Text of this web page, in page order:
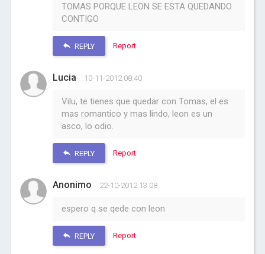
TOMAS PORQUE LEON SE ESTA QUEDANDO
CONTIGO
REPLY Report
Lucia 10-11-2012 08:40
Vilu, te tienes que quedar con Tomas, el es
mas romantico y mas lindo, leon es un
asco, lo odio.
REPLY Report
Anonimo 22-10-2012 13:08
espero q se qede con leon
REPLY Report